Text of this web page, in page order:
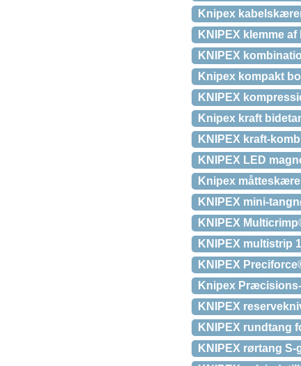
Knipex
KNIPEX klemme
KNIPEX
Knipex kompakt
KNIPEX
Knipex kraft
KNIPEX kraft-
KNIPEX LED
Knipex
KNIPEX mini-
KNIPEX
KNIPEX multistrip
KNIPEX
Knipex
KNIPEX
KNIPEX rundtang
KNIPEX rørtang